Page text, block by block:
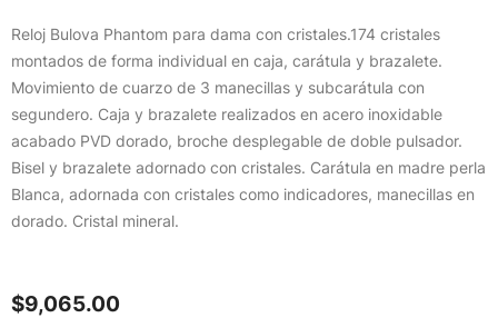
Reloj Bulova Phantom para dama con cristales.174 cristales
montados de forma individual en caja, carátula y brazalete.
Movimiento de cuarzo de 3 manecillas y subcarátula con
segundero. Caja y brazalete realizados en acero inoxidable
acabado PVD dorado, broche desplegable de doble pulsador.
Bisel y brazalete adornado con cristales. Carátula en madre perla
Blanca, adornada con cristales como indicadores, manecillas en
dorado. Cristal mineral.
$9,065.00